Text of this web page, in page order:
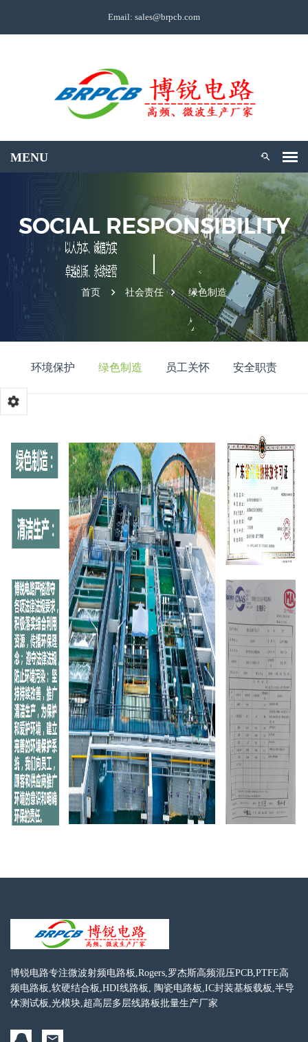
Email: sales@brpcb.com
SOCIAL RESPONSIBILITY
首页 社会责任 绿色制造
环境保护 绿色制造 员工关怀 安全职责
博锐电路专注微波射频电路板,Rogers,罗杰斯高频混压PCB,PTFE高
频电路板,软硬结合板,HDI线路板, 陶瓷电路板,IC封装基板载板,半导
体测试板,光模块,超高层多层线路板批量生产厂家